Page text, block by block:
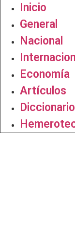
Inicio
General
Nacional
Economía
Artículos
Diccionario